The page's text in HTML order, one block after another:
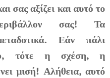
σας αξίζει και αυτό το
σας! Τα
Εάν πάλι
τότε η σχέση, η
μισή! Αλήθεια, αυτό